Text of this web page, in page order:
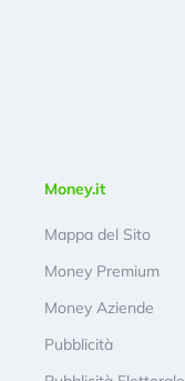
Money.it
Mappa del Sito
Money Premium
Money Aziende
Pubblicità